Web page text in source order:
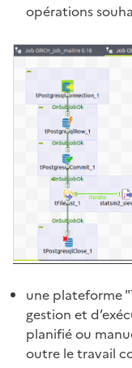
opérations
une plateforme
gestion et
planifié ou
outre le travail